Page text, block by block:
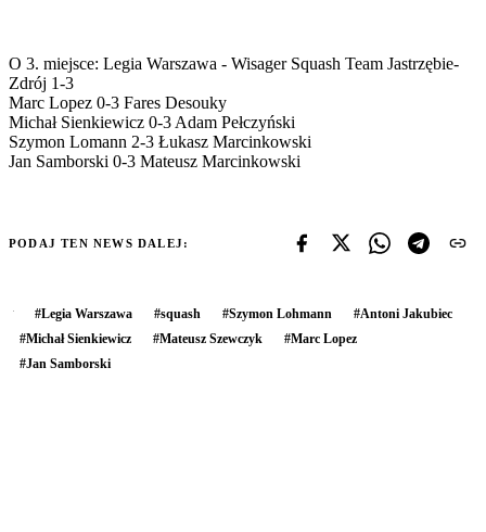
O 3. miejsce: Legia Warszawa - Wisager Squash Team Jastrzębie-
Zdrój 1-3
Marc Lopez 0-3 Fares Desouky
Michał Sienkiewicz 0-3 Adam Pełczyński
Szymon Lomann 2-3 Łukasz Marcinkowski
Jan Samborski 0-3 Mateusz Marcinkowski
PODAJ TEN NEWS DALEJ:
#Legia Warszawa #squash #Szymon Lohmann #Antoni Jakubiec
#Michał Sienkiewicz #Mateusz Szewczyk #Marc Lopez
#Jan Samborski